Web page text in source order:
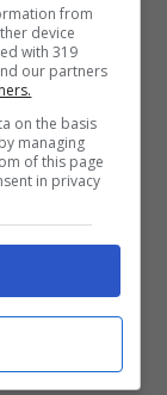
Non
è a
potreste
di
il
panorami
Tutti
andare
from
device
with 319
our partners
on the basis
managing
of this page
in privacy